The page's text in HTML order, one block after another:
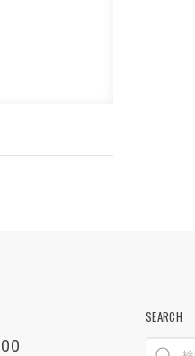
SEARCH